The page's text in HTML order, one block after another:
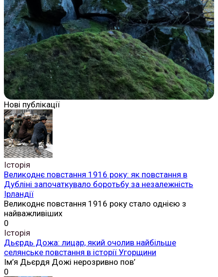
Нові публікації
Історія
Великоднє повстання 1916 року: як повстання в
Дубліні започаткувало боротьбу за незалежність
Ірландії
Великоднє повстання 1916 року стало однією з
найважливіших
0
Історія
Дьєрдь Дожа: лицар, який очолив найбільше
селянське повстання в історії Угорщини
Ім’я Дьєрдя Дожі нерозривно пов’
0